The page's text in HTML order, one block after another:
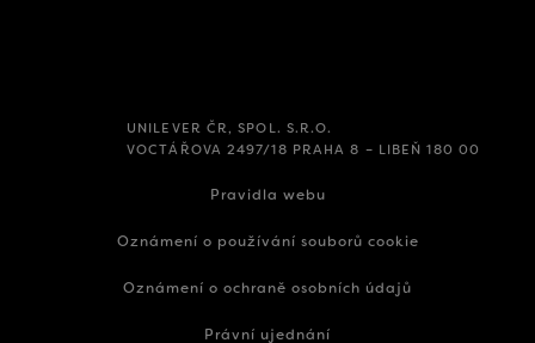
UNILEVER ČR, SPOL. S.R.O.
VOCTÁŘOVA 2497/18 PRAHA 8 – LIBEŇ 180 00
Pravidla webu
Oznámení o používání souborů cookie
Oznámení o ochraně osobních údajů
Právní ujednání